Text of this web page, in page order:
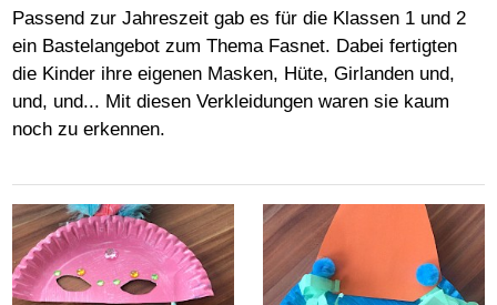
Passend zur Jahreszeit gab es für die Klassen 1 und 2
ein Bastelangebot zum Thema Fasnet. Dabei fertigten
die Kinder ihre eigenen Masken, Hüte, Girlanden und,
und, und... Mit diesen Verkleidungen waren sie kaum
noch zu erkennen.